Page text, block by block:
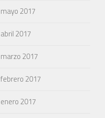
mayo 2017
abril 2017
marzo 2017
febrero 2017
enero 2017